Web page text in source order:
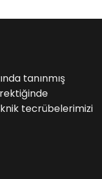
tanınmış
tecrübelerimizi